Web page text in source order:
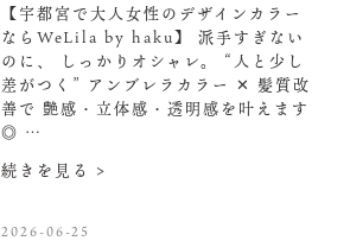
【宇都宮で大人女性のデザインカラー
ならWeLila by haku】 派手すぎない
のに、 しっかりオシャレ。 “人と少し
差がつく” アンブレラカラー ✕ 髪質改
善で 艶感・立体感・透明感を叶えます
◎ …
続きを見る >
2026-06-25